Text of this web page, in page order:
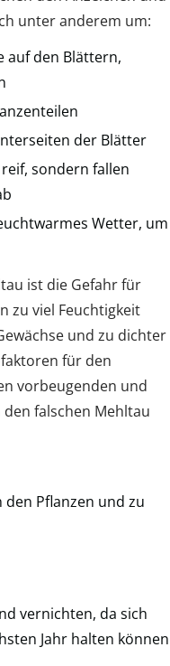
unter anderem um:
auf den Blättern,
der Blätter
sondern fallen
Wetter, um
ist die Gefahr für
zu viel Feuchtigkeit
und zu dichter
für den
vorbeugenden und
falschen Mehltau
Pflanzen und zu
vernichten, da sich
Jahr halten können